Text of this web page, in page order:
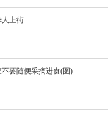
人上街
要随便采摘进食(图)